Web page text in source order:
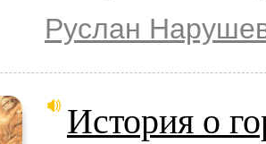
Руслан
История о